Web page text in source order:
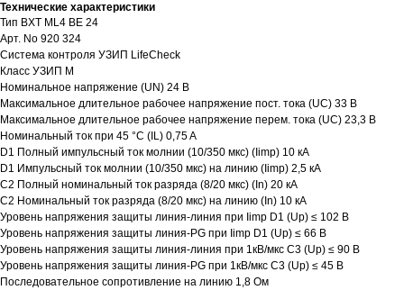
Технические характеристики
Тип BXT ML4 BE 24
Арт. No 920 324
Система контроля УЗИП LifeCheck
Класс УЗИП M
Номинальное напряжение (UN) 24 В
Максимальное длительное рабочее напряжение пост. тока (UC) 33 В
Максимальное длительное рабочее напряжение перем. тока (UC) 23,3 В
Номинальный ток при 45 °C (IL) 0,75 A
D1 Полный импульсный ток молнии (10/350 мкс) (Iimp) 10 кА
D1 Импульсный ток молнии (10/350 мкс) на линию (Iimp) 2,5 кА
C2 Полный номинальный ток разряда (8/20 мкс) (In) 20 кА
C2 Номинальный ток разряда (8/20 мкс) на линию (In) 10 кА
Уровень напряжения защиты линия-линия при Iimp D1 (Up) ≤ 102 В
Уровень напряжения защиты линия-PG при Iimp D1 (Up) ≤ 66 В
Уровень напряжения защиты линия-линия при 1кВ/мкс C3 (Up) ≤ 90 В
Уровень напряжения защиты линия-PG при 1кВ/мкс C3 (Up) ≤ 45 В
Последовательное сопротивление на линию 1,8 Ом